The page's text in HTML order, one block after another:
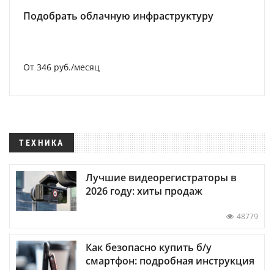
Подобрать облачную инфраструктуру
От 346 руб./месяц
ТЕХНИКА
Лучшие видеорегистраторы в
2026 году: хиты продаж
48779
Как безопасно купить б/у
смартфон: подробная инструкция